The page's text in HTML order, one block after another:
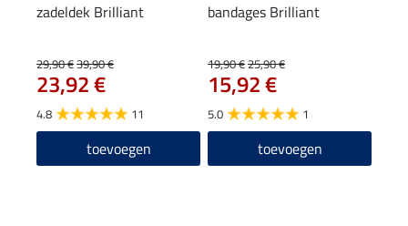
zadeldek Brilliant
29,90 €39,90 €
23,92 €
4.8 11
toevoegen
bandages Brilliant
19,90 €25,90 €
15,92 €
5.0 1
toevoegen